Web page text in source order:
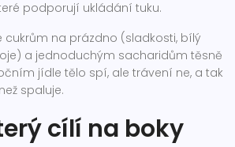
podporují ukládání tuku.
cukrům na prázdno (sladkosti, bílý
a jednoduchým sacharidům těsně
jídle tělo spí, ale trávení ne, a tak
spaluje.
cílí na boky